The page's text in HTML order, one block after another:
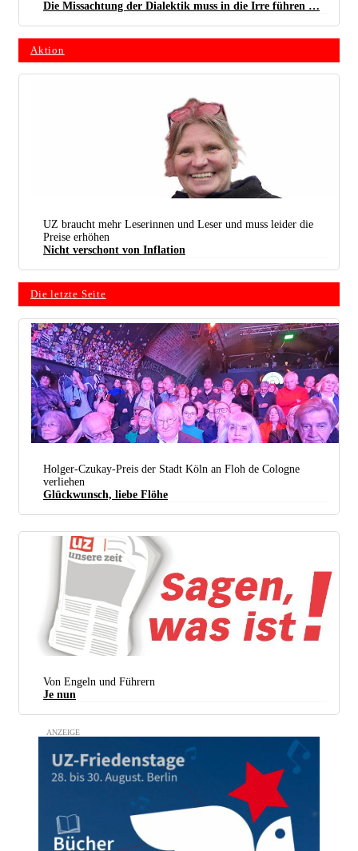
Die Missachtung der Dialektik muss in die Irre führen …
Aktion
(Foto: Stefan Niehoff)
UZ braucht mehr Leserinnen und Leser und muss leider die
Preise erhöhen
Nicht verschont von Inflation
Die letzte Seite
Die Flöhe warten auf die Preisverleihung. (Foto: Melina Deymann)
Holger-Czukay-Preis der Stadt Köln an Floh de Cologne
verliehen
Glückwunsch, liebe Flöhe
Von Engeln und Führern
Je nun